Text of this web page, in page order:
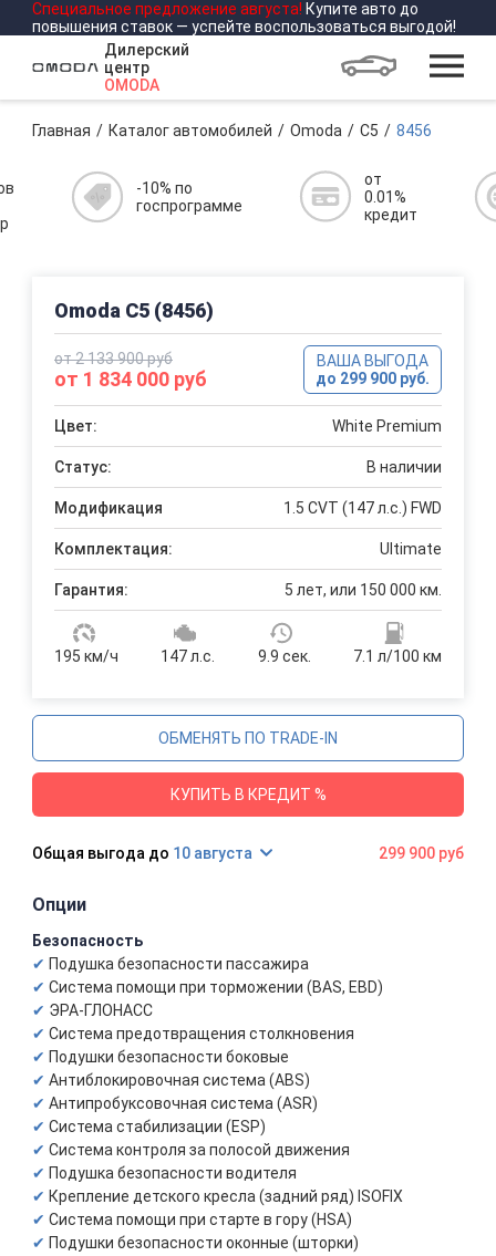
Специальное предложение августа! Купите авто до
повышения ставок — успейте воспользоваться выгодой!
Дилерский
центр
OMODA
Главная Каталог автомобилей Omoda C5 8456
-10% по
госпрограмме
от
0.01%
кредит
Omoda C5 (8456)
от 2 133 900 руб
от 1 834 000 руб
ВАША ВЫГОДА
до 299 900 руб.
Цвет: White Premium
Статус: В наличии
Модификация 1.5 CVT (147 л.с.) FWD
Комплектация: Ultimate
Гарантия: 5 лет, или 150 000 км.
195 км/ч 147 л.с. 9.9 сек. 7.1 л/100 км
КУПИТЬ В КРЕДИТ %
ОБМЕНЯТЬ ПО TRADE-IN
10 августа 299 900 руб
Опции
Безопасность
Подушка безопасности пассажира
Система помощи при торможении (BAS, EBD)
ЭРА-ГЛОНАСС
Система предотвращения столкновения
Подушки безопасности боковые
Антиблокировочная система (ABS)
Антипробуксовочная система (ASR)
Система стабилизации (ESP)
Система контроля за полосой движения
Подушка безопасности водителя
Крепление детского кресла (задний ряд) ISOFIX
Система помощи при старте в гору (HSA)
Подушки безопасности оконные (шторки)